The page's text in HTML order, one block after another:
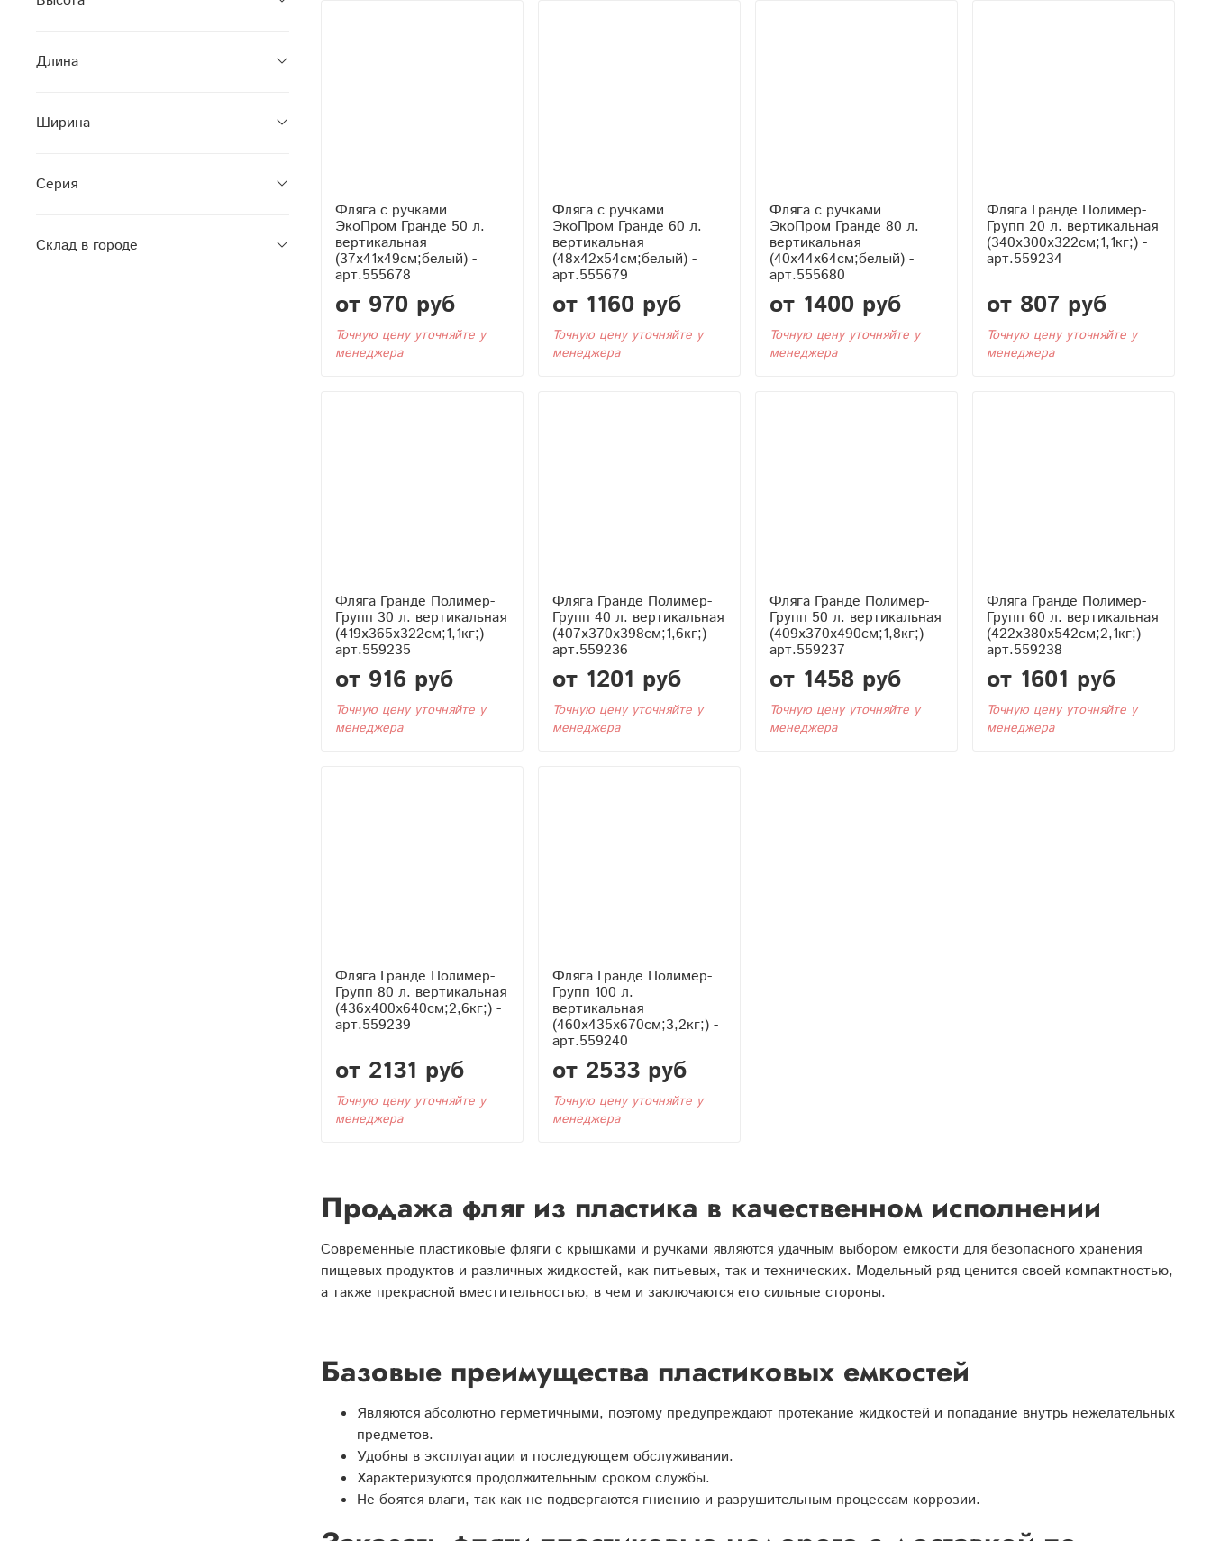
Фляга с ручками
ЭкоПром Гранде 50 л.
вертикальная
(37x41x49см;белый) -
арт.555678
от 970 руб
Точную цену уточняйте у
менеджера
Фляга с ручками
ЭкоПром Гранде 60 л.
вертикальная
(48x42x54см;белый) -
арт.555679
от 1160 руб
Точную цену уточняйте у
менеджера
Фляга с ручками
ЭкоПром Гранде 80 л.
вертикальная
(40x44x64см;белый) -
арт.555680
от 1400 руб
Точную цену уточняйте у
менеджера
Фляга Гранде Полимер-
Групп 20 л. вертикальная
(340x300x322см;1,1кг;) -
арт.559234
от 807 руб
Точную цену уточняйте у
менеджера
Фляга Гранде Полимер-
Групп 30 л. вертикальная
(419x365x322см;1,1кг;) -
арт.559235
от 916 руб
Точную цену уточняйте у
менеджера
Фляга Гранде Полимер-
Групп 40 л. вертикальная
(407x370x398см;1,6кг;) -
арт.559236
от 1201 руб
Точную цену уточняйте у
менеджера
Фляга Гранде Полимер-
Групп 50 л. вертикальная
(409x370x490см;1,8кг;) -
арт.559237
от 1458 руб
Точную цену уточняйте у
менеджера
Фляга Гранде Полимер-
Групп 60 л. вертикальная
(422x380x542см;2,1кг;) -
арт.559238
от 1601 руб
Точную цену уточняйте у
менеджера
Фляга Гранде Полимер-
Групп 80 л. вертикальная
(436x400x640см;2,6кг;) -
арт.559239
от 2131 руб
Точную цену уточняйте у
менеджера
Фляга Гранде Полимер-
Групп 100 л.
вертикальная
(460x435x670см;3,2кг;) -
арт.559240
от 2533 руб
Точную цену уточняйте у
менеджера
Продажа фляг из пластика в качественном исполнении
Современные пластиковые фляги с крышками и ручками являются удачным выбором емкости для безопасного хранения
пищевых продуктов и различных жидкостей, как питьевых, так и технических. Модельный ряд ценится своей компактностью,
а также прекрасной вместительностью, в чем и заключаются его сильные стороны.
Базовые преимущества пластиковых емкостей
Являются абсолютно герметичными, поэтому предупреждают протекание жидкостей и попадание внутрь нежелательных
предметов.
Удобны в эксплуатации и последующем обслуживании.
Характеризуются продолжительным сроком службы.
Не боятся влаги, так как не подвергаются гниению и разрушительным процессам коррозии.
Длина
Ширина
Серия
Склад в городе